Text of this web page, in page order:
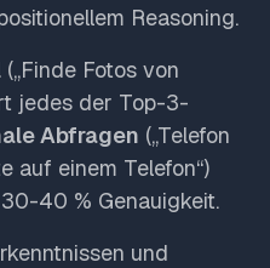
Reasoning.
(„Finde Fotos von
jedes der Top-3-
Abfragen („Telefon
auf einem Telefon“)
40 % Genauigkeit.
und